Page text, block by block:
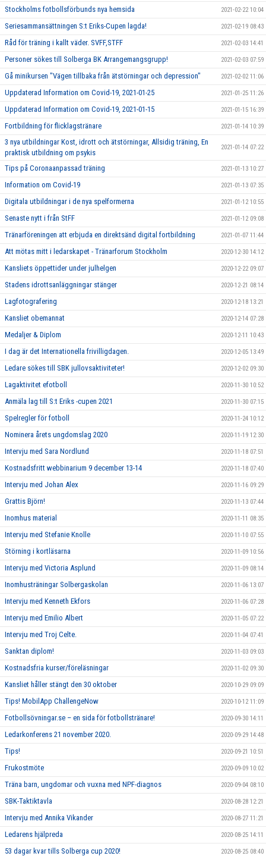
Stockholms fotbollsförbunds nya hemsida 2021-02-22 10:04
Seriesammansättningen S:t Eriks-Cupen lagda! 2021-02-19 08:43
Råd för träning i kallt väder. SVFF,STFF 2021-02-03 14:41
Personer sökes till Solberga BK Arrangemangsgrupp! 2021-02-03 07:59
Gå minikursen "Vägen tillbaka från ätstörningar och depression" 2021-02-02 11:06
Uppdaterad Information om Covid-19, 2021-01-25 2021-01-25 11:26
Uppdaterad Information om Covid-19, 2021-01-15 2021-01-15 16:39
Fortbildning för flicklagstränare 2021-01-14 10:39
3 nya utbildningar Kost, idrott och ätstörningar, Allsidig träning, En
praktisk utbildning om psykis
2021-01-14 07:22
Tips på Coronaanpassad träning 2021-01-13 10:27
Information om Covid-19 2021-01-13 07:35
Digitala utbildningar i de nya spelformerna 2021-01-12 10:55
Senaste nytt i från StFF 2021-01-12 09:08
Tränarföreningen att erbjuda en direktsänd digital fortbildning 2021-01-07 11:44
Att mötas mitt i ledarskapet - Tränarforum Stockholm 2020-12-30 14:12
Kansliets öppettider under julhelgen 2020-12-22 09:07
Stadens idrottsanläggningar stänger 2020-12-21 08:14
Lagfotografering 2020-12-18 13:21
Kansliet obemannat 2020-12-14 07:28
Medaljer & Diplom 2020-12-11 10:43
I dag är det Internationella frivilligdagen. 2020-12-05 13:49
Ledare sökes till SBK jullovsaktiviteter! 2020-12-02 09:30
Lagaktivitet efotboll 2020-11-30 10:52
Anmäla lag till S:t Eriks -cupen 2021 2020-11-30 07:15
Spelregler för fotboll 2020-11-24 10:12
Nominera årets ungdomslag 2020 2020-11-19 12:30
Intervju med Sara Nordlund 2020-11-18 07:51
Kostnadsfritt webbinarium 9 december 13-14 2020-11-18 07:40
Intervju med Johan Alex 2020-11-16 09:29
Grattis Björn! 2020-11-13 07:44
Inomhus material 2020-11-11 08:35
Intervju med Stefanie Knolle 2020-11-10 07:55
Störning i kortläsarna 2020-11-09 10:56
Intervju med Victoria Asplund 2020-11-09 08:14
Inomhusträningar Solbergaskolan 2020-11-06 13:07
Intervju med Kenneth Ekfors 2020-11-06 07:28
Intervju med Emilio Albert 2020-11-05 07:22
Intervju med Troj Celte. 2020-11-04 07:41
Sanktan diplom! 2020-11-03 09:03
Kostnadsfria kurser/föreläsningar 2020-11-02 09:30
Kansliet håller stängt den 30 oktober 2020-10-29 09:09
Tips! MobilApp ChallengeNow 2020-10-12 11:09
Fotbollsövningar.se – en sida för fotbollstränare! 2020-09-30 14:11
Ledarkonferens 21 november 2020. 2020-09-29 14:48
Tips! 2020-09-21 10:51
Frukostmöte 2020-09-09 10:02
Träna barn, ungdomar och vuxna med NPF-diagnos 2020-09-04 08:10
SBK-Taktiktavla 2020-08-28 12:21
Intervju med Annika Vikander 2020-08-27 11:21
Ledarens hjälpreda 2020-08-25 14:11
53 dagar kvar tills Solberga cup 2020! 2020-08-25 08:40